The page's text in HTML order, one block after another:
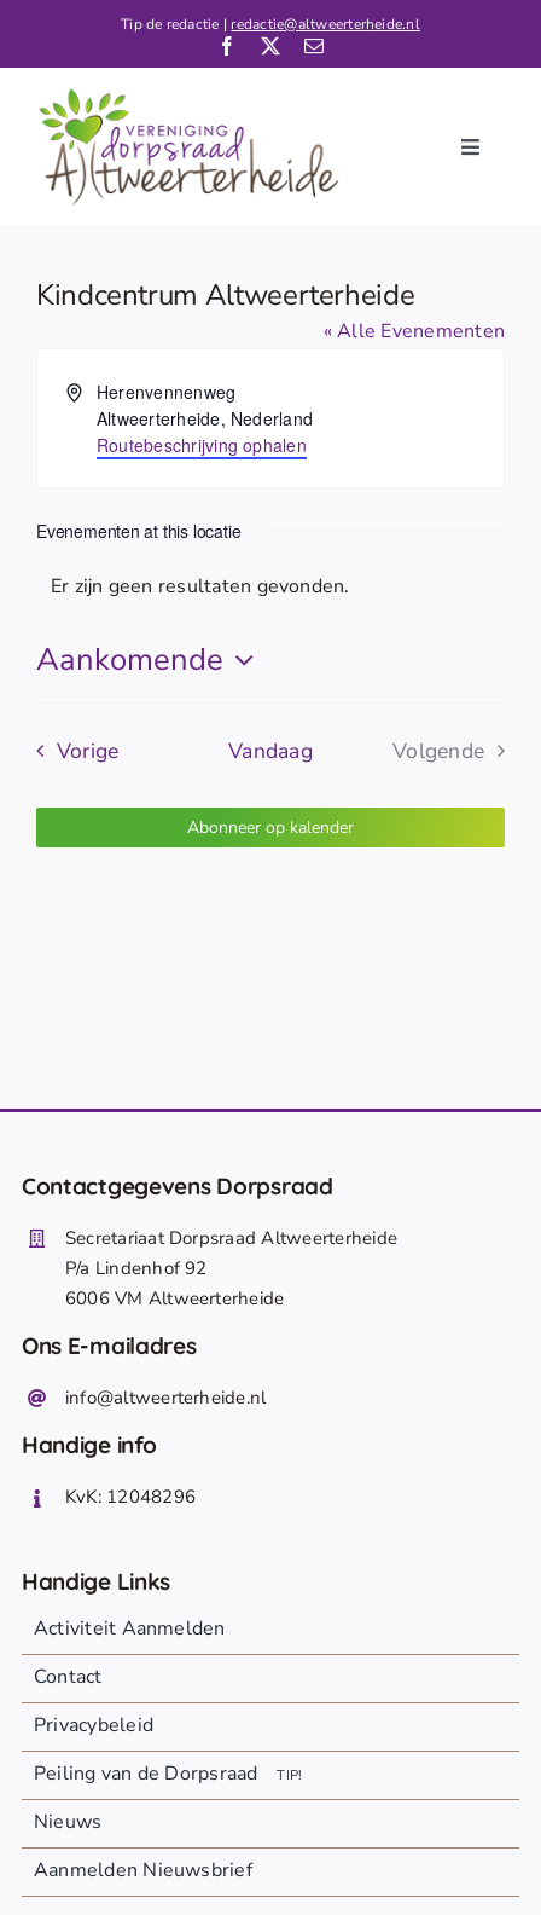
Tip de redactie | redactie@altweerterheide.nl
Toggle
Home
Kalender
Verenigingen
Kindcentrum Altweerterheide
« Alle Evenementen
AdresHerenvennenweg
Altweerterheide, Nederland
Routebeschrijving ophalen
Evenementen at this locatie
Bericht
Er zijn geen resultaten gevonden.
Aankomende
datum.
VorigeEvenementenVandaag
Volgende
Abonneer op kalender
Contactgegevens Dorpsraad
Secretariaat Dorpsraad Altweerterheide
P/a Lindenhof 92
6006 VM Altweerterheide
Ons E-mailadres
info@altweerterheide.nl
Handige info
KvK: 12048296
Handige Links
Activiteit Aanmelden
Contact
Privacybeleid
Peiling van de Dorpsraad
TIP!
Nieuws
Aanmelden Nieuwsbrief